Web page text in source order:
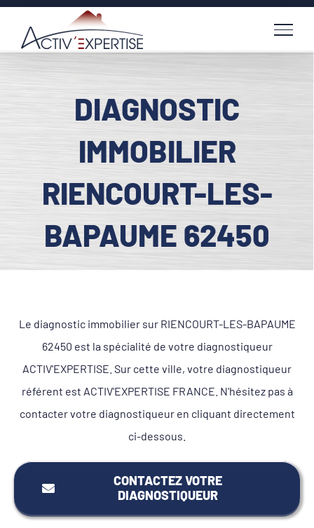
Passer
contenu
DIAGNOSTIC
IMMOBILIER
RIENCOURT-LES-
BAPAUME 62450
Le diagnostic immobilier sur RIENCOURT-LES-BAPAUME
62450 est la spécialité de votre diagnostiqueur
ACTIV'EXPERTISE. Sur cette ville, votre diagnostiqueur
référent est ACTIV'EXPERTISE FRANCE. N'hésitez pas à
contacter votre diagnostiqueur en cliquant directement
ci-dessous.
CONTACTEZ VOTRE
DIAGNOSTIQUEUR